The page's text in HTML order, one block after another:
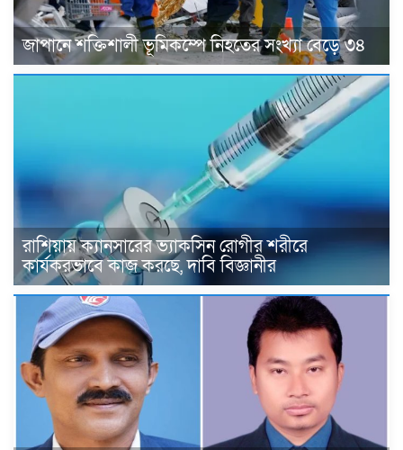
জাপানে শক্তিশালী ভূমিকম্পে নিহতের সংখ্যা বেড়ে ৩৪
রাশিয়ায় ক্যানসারের ভ্যাকসিন রোগীর শরীরে
কার্যকরভাবে কাজ করছে, দাবি বিজ্ঞানীর